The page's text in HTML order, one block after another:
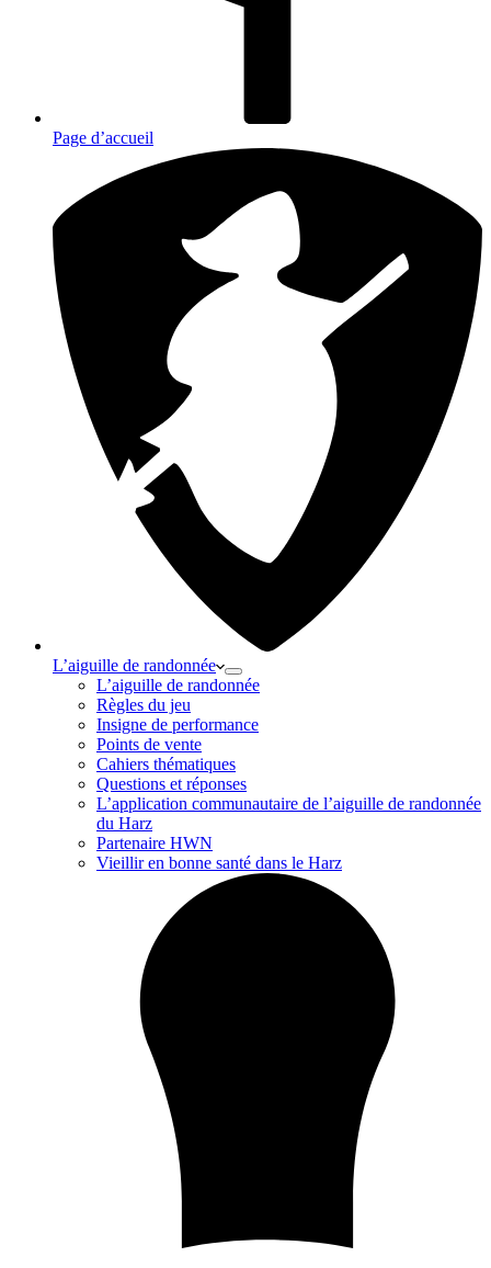
Page d’accueil
L’aiguille de randonnée
L’aiguille de randonnée
Règles du jeu
Insigne de performance
Points de vente
Cahiers thématiques
Questions et réponses
L’application communautaire de l’aiguille de randonnée
du Harz
Partenaire HWN
Vieillir en bonne santé dans le Harz